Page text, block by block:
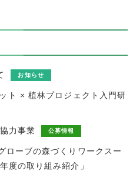
お知らせ
ト × 植林プロジェクト入門研
力事業 公募情報
ローブの森づくりワークスー
度の取り組み紹介」